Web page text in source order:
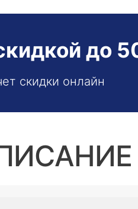
до
скидки онлайн